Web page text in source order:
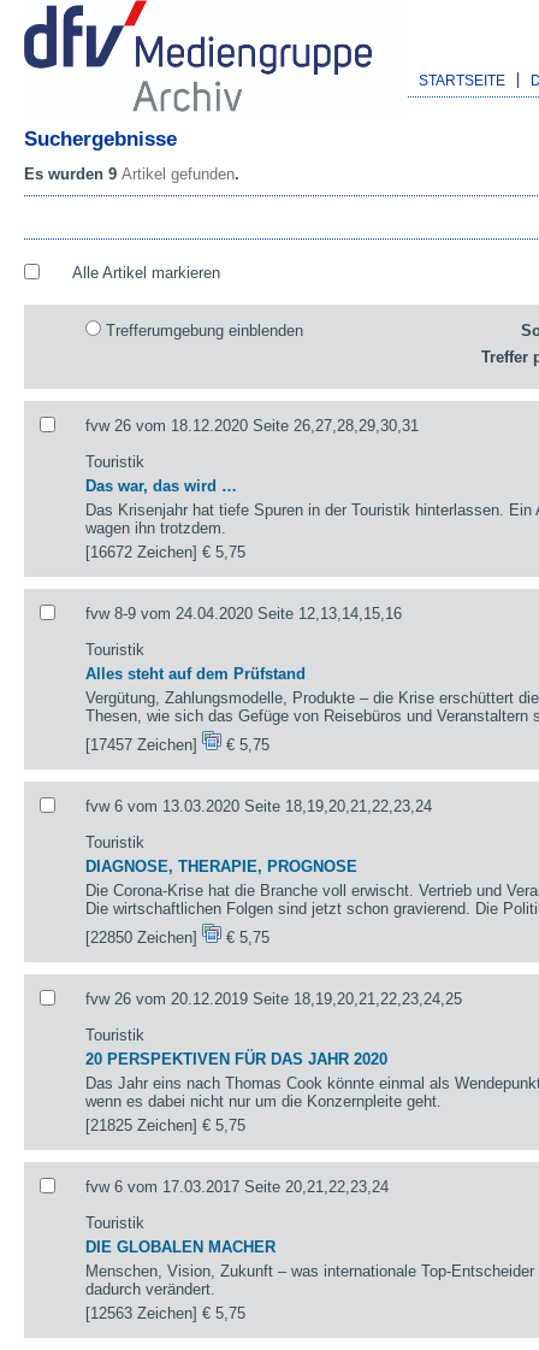
STARTSEITE
Suchergebnisse
Es wurden 9 Artikel gefunden.
Alle Artikel markieren
Trefferumgebung einblenden
Treffer
fvw 26 vom 18.12.2020 Seite 26,27,28,29,30,31
Touristik
Das war, das wird …
Das Krisenjahr hat tiefe Spuren in der Touristik hinterlassen.
wagen ihn trotzdem.
[16672 Zeichen]€ 5,75
fvw 8-9 vom 24.04.2020 Seite 12,13,14,15,16
Touristik
Alles steht auf dem Prüfstand
Vergütung, Zahlungsmodelle, Produkte – die Krise erschüttert
Thesen, wie sich das Gefüge von Reisebüros und Veranstaltern
[17457 Zeichen]
€ 5,75
fvw 6 vom 13.03.2020 Seite 18,19,20,21,22,23,24
Touristik
DIAGNOSE, THERAPIE, PROGNOSE
Die Corona-Krise hat die Branche voll erwischt. Vertrieb und
Die wirtschaftlichen Folgen sind jetzt schon gravierend. Die
[22850 Zeichen]
€ 5,75
fvw 26 vom 20.12.2019 Seite 18,19,20,21,22,23,24,25
Touristik
20 PERSPEKTIVEN FÜR DAS JAHR 2020
Das Jahr eins nach Thomas Cook könnte einmal als
wenn es dabei nicht nur um die Konzernpleite geht.
[21825 Zeichen]€ 5,75
fvw 6 vom 17.03.2017 Seite 20,21,22,23,24
Touristik
DIE GLOBALEN MACHER
Menschen, Vision, Zukunft – was internationale Top-
dadurch verändert.
[12563 Zeichen]€ 5,75